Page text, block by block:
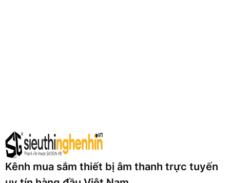
Kênh mua sắm thiết bị âm thanh trực tuyến